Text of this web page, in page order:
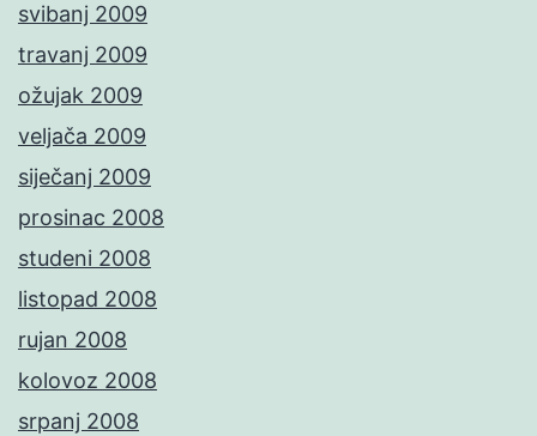
svibanj 2009
travanj 2009
ožujak 2009
veljača 2009
siječanj 2009
prosinac 2008
studeni 2008
listopad 2008
rujan 2008
kolovoz 2008
srpanj 2008